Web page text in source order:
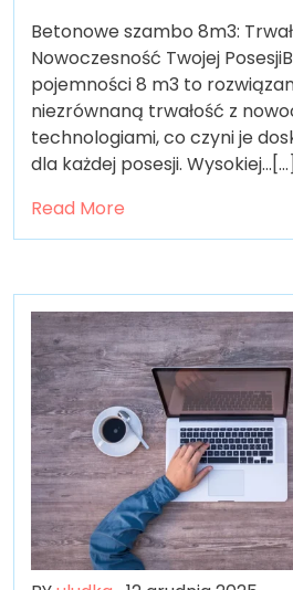
Betonowe szambo 8m3:
Nowoczesność Twojej
pojemności 8 m3 to
niezrównaną trwałość z
technologiami, co czyni je
dla każdej posesji. Wysokiej…[...]
Read More